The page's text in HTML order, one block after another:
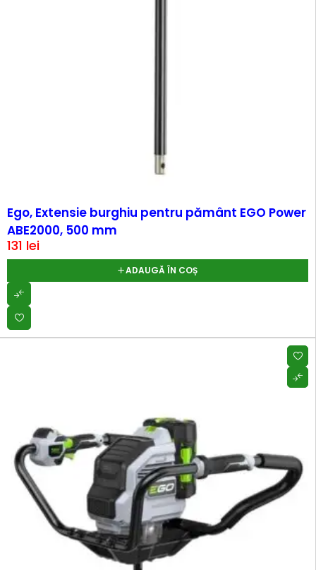
Ego, Extensie burghiu pentru pământ EGO Power
ABE2000, 500 mm
131 lei
ADAUGĂ ÎN COȘ